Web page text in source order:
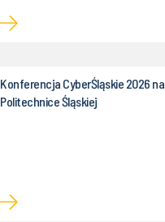
Konferencja CyberŚląskie 2026 na
Politechnice Śląskiej